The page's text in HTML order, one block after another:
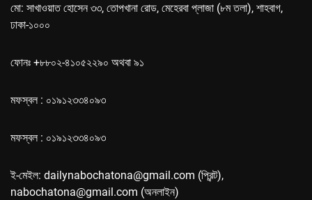
মো: সাখাওয়াত হোসেন ৩৩, তোপখানা রোড, মেহেরবা প্লাজা (৮ম তলা), শাহবাগ,
ঢাকা-১০০০
ফোনঃ +৮৮০২-৪১০৫২২৯০ অথবা ৯১
মফস্বল : ০১৯১২৩৩৪০৯৩
মফস্বল : ০১৯১২৩৩৪০৯৩
ই-মেইল: dailynabochatona@gmail.com (প্রিন্ট),
nabochatona@gmail.com (অনলাইন)